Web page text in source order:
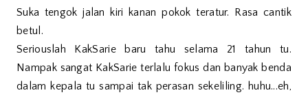
Suka tengok jalan kiri kanan pokok teratur. Rasa cantik
betul.
Seriouslah KakSarie baru tahu selama 21 tahun tu.
Nampak sangat KakSarie terlalu fokus dan banyak benda
dalam kepala tu sampai tak perasan sekeliling. huhu...eh,